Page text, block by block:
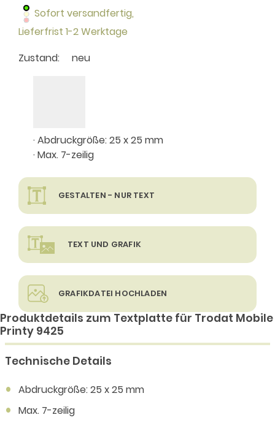
Sofort versandfertig,
Lieferfrist 1-2 Werktage
Zustand:
neu
· Abdruckgröße: 25 x 25 mm
· Max. 7-zeilig
GESTALTEN - NUR TEXT
TEXT UND GRAFIK
GRAFIKDATEI HOCHLADEN
Produktdetails zum Textplatte für Trodat Mobile
Printy 9425
Technische Details
Abdruckgröße: 25 x 25 mm
Max. 7-zeilig